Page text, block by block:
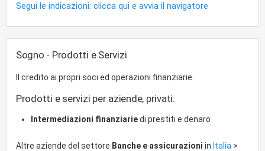
Segui le indicazioni: clicca qui e avvia il navigatore
Sogno - Prodotti e Servizi
Il credito ai propri soci ed operazioni finanziarie.
Prodotti e servizi per aziende, privati:
Intermediazioni finanziariedi prestiti e denaro
Altre aziende del settore Banche e assicurazioni in Italia >